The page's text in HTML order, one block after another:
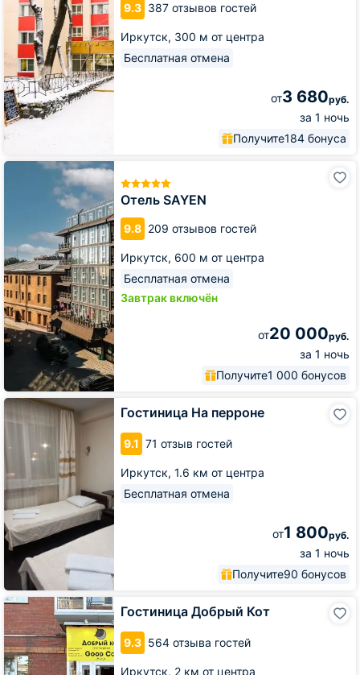
9.3 387 отзывов гостей
Иркутск, 300 м от центра
Бесплатная отмена
от3 680руб.
за 1 ночь
Получите184 бонуса
Отель SAYEN
9.8 209 отзывов гостей
Иркутск, 600 м от центра
Бесплатная отмена
Завтрак включён
от20 000руб.
за 1 ночь
Получите1 000 бонусов
Отель
Гостиница На перроне
9.1 71 отзыв гостей
Иркутск, 1.6 км от центра
Бесплатная отмена
от1 800руб.
за 1 ночь
Получите90 бонусов
Гостиница
На
Гостиница Добрый Кот
9.3 564 отзыва гостей
Иркутск, 2 км от центра
Гостиница
Добрый
Кот